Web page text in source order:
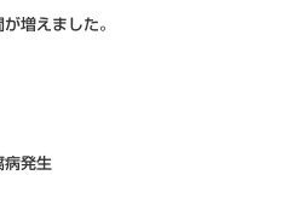
増えました。
発生